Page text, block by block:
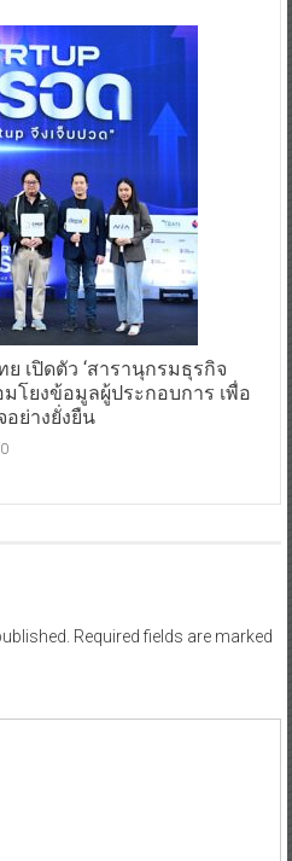
เปิดตัว ‘สารานุกรมธุรกิจ
โยงข้อมูลผู้ประกอบการ เพื่อ
อย่างยั่งยืน
0
Required fields are marked